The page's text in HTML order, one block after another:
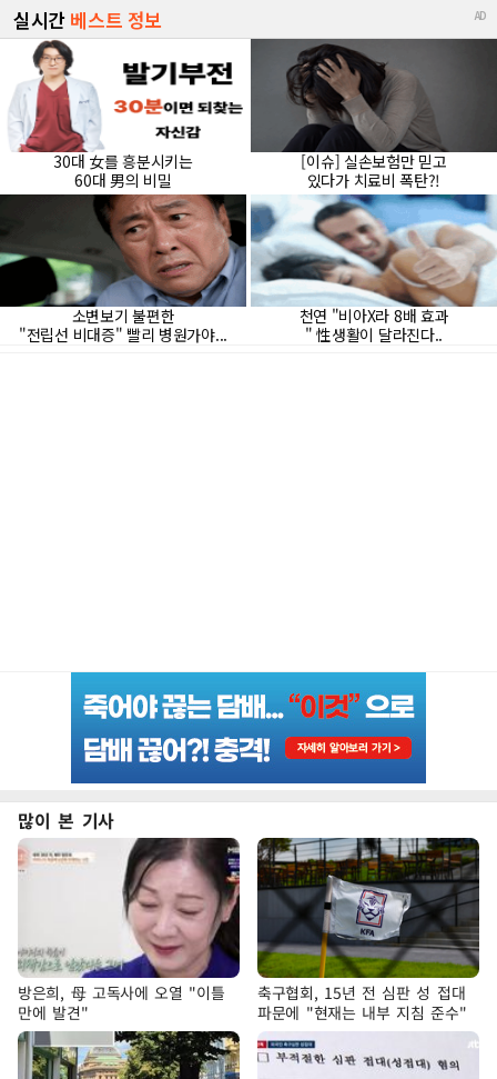
많이 본 기사
방은희, 母 고독사에 오열 "이틀
만에 발견"
축구협회, 15년 전 심판 성 접대
파문에 "현재는 내부 지침 준수"